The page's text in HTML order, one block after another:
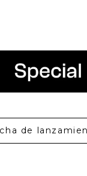
de